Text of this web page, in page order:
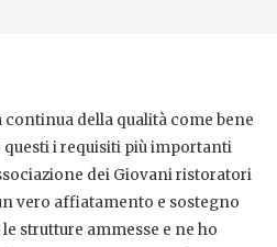
continua della qualità come bene
questi i requisiti più importanti
dei Giovani ristoratori
vero affiatamento e sostegno
strutture ammesse e ne ho